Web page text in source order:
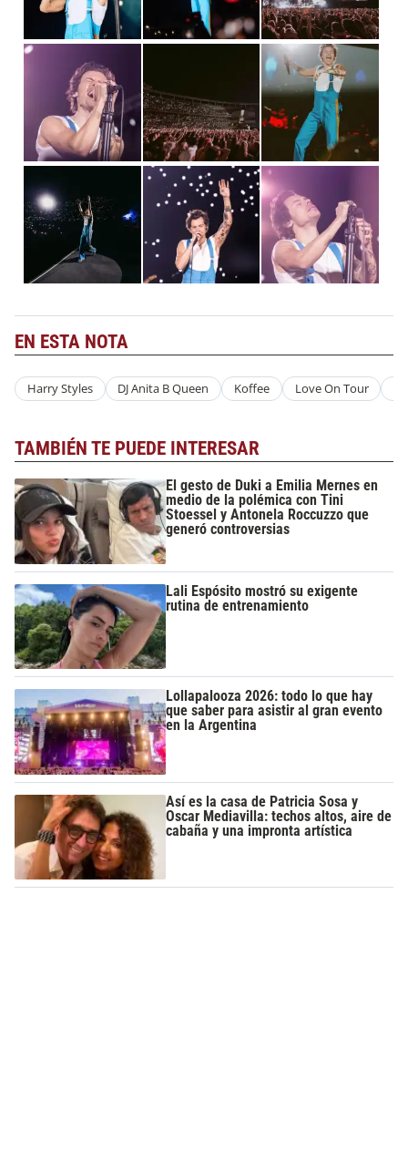
EN ESTA NOTA
Harry Styles DJ Anita B Queen Koffee Love On Tour
TAMBIÉN TE PUEDE INTERESAR
El gesto de Duki a Emilia Mernes en
medio de la polémica con Tini
Stoessel y Antonela Roccuzzo que
generó controversias
Lali Espósito mostró su exigente
rutina de entrenamiento
Lollapalooza 2026: todo lo que hay
que saber para asistir al gran evento
en la Argentina
Así es la casa de Patricia Sosa y
Oscar Mediavilla: techos altos, aire de
cabaña y una impronta artística